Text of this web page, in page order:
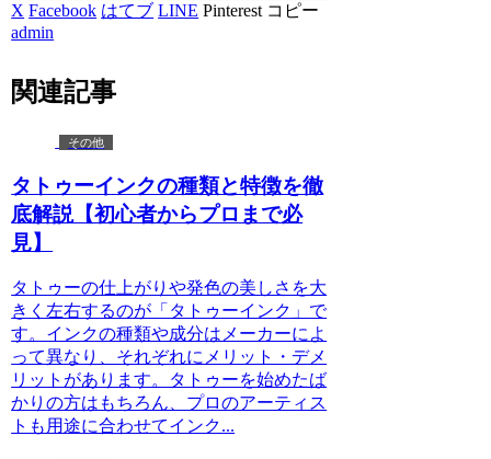
X Facebook はてブ LINE Pinterest コピー
admin
関連記事
その他
タトゥーインクの種類と特徴を徹
底解説【初心者からプロまで必
見】
タトゥーの仕上がりや発色の美しさを大
きく左右するのが「タトゥーインク」で
す。インクの種類や成分はメーカーによ
って異なり、それぞれにメリット・デメ
リットがあります。タトゥーを始めたば
かりの方はもちろん、プロのアーティス
トも用途に合わせてインク...